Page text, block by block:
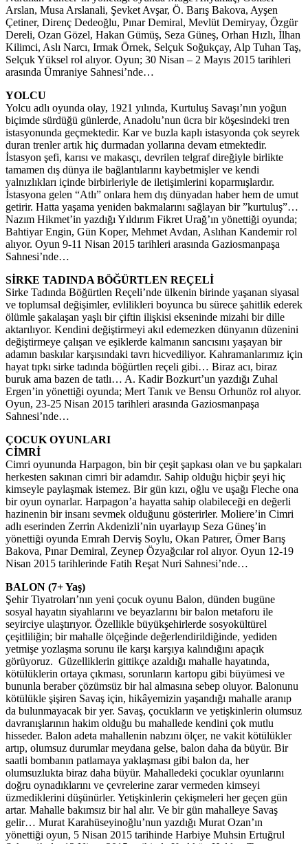
Arslan, Musa Arslanali, Şevket Avşar, Ö. Barış Bakova, Ayşen
Çetiner, Direnç Dedeoğlu, Pınar Demiral, Mevlüt Demiryay, Özgür
Dereli, Ozan Gözel, Hakan Gümüş, Seza Güneş, Orhan Hızlı, İlhan
Kilimci, Aslı Narcı, Irmak Örnek, Selçuk Soğukçay, Alp Tuhan Taş,
Selçuk Yüksel rol alıyor. Oyun; 30 Nisan – 2 Mayıs 2015 tarihleri
arasında Ümraniye Sahnesi’nde…
YOLCU
Yolcu adlı oyunda olay, 1921 yılında, Kurtuluş Savaşı’nın yoğun
biçimde sürdüğü günlerde, Anadolu’nun ücra bir köşesindeki tren
istasyonunda geçmektedir. Kar ve buzla kaplı istasyonda çok seyrek
duran trenler artık hiç durmadan yollarına devam etmektedir.
İstasyon şefi, karısı ve makasçı, devrilen telgraf direğiyle birlikte
tamamen dış dünya ile bağlantılarını kaybetmişler ve kendi
yalnızlıkları içinde birbirleriyle de iletişimlerini koparmışlardır.
İstasyona gelen “Atlı” onlara hem dış dünyadan haber hem de umut
getirir. Hatta yaşama yeniden bakmalarını sağlayan bir ”kurtuluş”…
Nazım Hikmet’in yazdığı Yıldırım Fikret Urağ’ın yönettiği oyunda;
Bahtiyar Engin, Gün Koper, Mehmet Avdan, Aslıhan Kandemir rol
alıyor. Oyun 9-11 Nisan 2015 tarihleri arasında Gaziosmanpaşa
Sahnesi’nde…
SİRKE TADINDA BÖĞÜRTLEN REÇELİ
Sirke Tadında Böğürtlen Reçeli’nde ülkenin birinde yaşanan siyasal
ve toplumsal değişimler, evlilikleri boyunca bu sürece şahitlik ederek
ölümle şakalaşan yaşlı bir çiftin ilişkisi ekseninde mizahi bir dille
aktarılıyor. Kendini değiştirmeyi akıl edemezken dünyanın düzenini
değiştirmeye çalışan ve eşiklerde kalmanın sancısını yaşayan bir
adamın baskılar karşısındaki tavrı hicvediliyor. Kahramanlarımız için
hayat tıpkı sirke tadında böğürtlen reçeli gibi… Biraz acı, biraz
buruk ama bazen de tatlı… A. Kadir Bozkurt’un yazdığı Zuhal
Ergen’in yönettiği oyunda; Mert Tanık ve Bensu Orhunöz rol alıyor.
Oyun, 23-25 Nisan 2015 tarihleri arasında Gaziosmanpaşa
Sahnesi’nde…
ÇOCUK OYUNLARI
CİMRİ
Cimri oyununda Harpagon, bin bir çeşit şapkası olan ve bu şapkaları
herkesten sakınan cimri bir adamdır. Sahip olduğu hiçbir şeyi hiç
kimseyle paylaşmak istemez. Bir gün kızı, oğlu ve uşağı Fleche ona
bir oyun oynarlar. Harpagon’a hayatta sahip olabileceği en değerli
hazinenin bir insanı sevmek olduğunu gösterirler. Moliere’in Cimri
adlı eserinden Zerrin Akdenizli’nin uyarlayıp Seza Güneş’in
yönettiği oyunda Emrah Derviş Soylu, Okan Patırer, Ömer Barış
Bakova, Pınar Demiral, Zeynep Özyağcılar rol alıyor. Oyun 12-19
Nisan 2015 tarihlerinde Fatih Reşat Nuri Sahnesi’nde…
BALON (7+ Yaş)
Şehir Tiyatroları’nın yeni çocuk oyunu Balon, dünden bugüne
sosyal hayatın siyahlarını ve beyazlarını bir balon metaforu ile
seyirciye ulaştırıyor. Özellikle büyükşehirlerde sosyokültürel
çeşitliliğin; bir mahalle ölçeğinde değerlendirildiğinde, yediden
yetmişe yozlaşma sorunu ile karşı karşıya kalındığını apaçık
görüyoruz. Güzelliklerin gittikçe azaldığı mahalle hayatında,
kötülüklerin ortaya çıkması, sorunların kartopu gibi büyümesi ve
bununla beraber çözümsüz bir hal almasına sebep oluyor. Balonunu
kötülükle şişiren Savaş için, hikâyemizin yaşandığı mahalle aranıp
da bulunmayacak bir yer. Savaş, çocukların ve yetişkinlerin olumsuz
davranışlarının hakim olduğu bu mahallede kendini çok mutlu
hisseder. Balon adeta mahallenin nabzını ölçer, ne vakit kötülükler
artıp, olumsuz durumlar meydana gelse, balon daha da büyür. Bir
saatli bombanın patlamaya yaklaşması gibi balon da, her
olumsuzlukta biraz daha büyür. Mahalledeki çocuklar oyunlarını
doğru oynadıklarını ve çevrelerine zarar vermeden kimseyi
üzmediklerini düşünürler. Yetişkinlerin çekişmeleri her geçen gün
artar. Mahalle bakımsız bir hal alır. Ve bir gün mahalleye Savaş
gelir… Murat Karahüseyinoğlu’nun yazdığı Murat Ozan’ın
yönettiği oyun, 5 Nisan 2015 tarihinde Harbiye Muhsin Ertuğrul